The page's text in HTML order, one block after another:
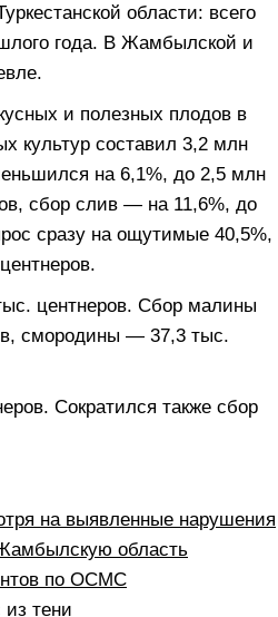
области: всего
года. В Жамбылской и
и полезных плодов в
культур составил 3,2 млн
на 6,1%, до 2,5 млн
сбор слив — на 11,6%, до
сразу на ощутимые 40,5%,
центнеров. Сбор малины
смородины — 37,3 тыс.
Сократился также сбор
на выявленные нарушения
область
по ОСМС
тени